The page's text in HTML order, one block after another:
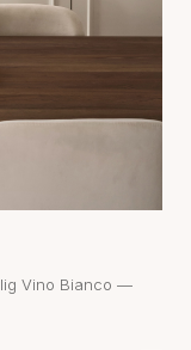
Vino Bianco —